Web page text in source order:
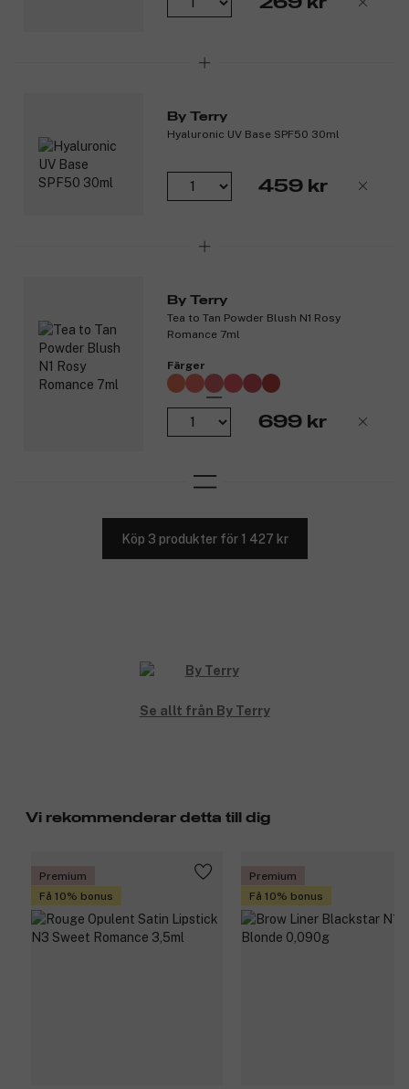
och jämnar ut läpparna, vilket resulterar i minskade fina
Hallonfröextrakt: Ger långvarig återfuktning, förbättrar
hudbarriären och kapslar in fukt för mjuka, smidiga läppar.
åldersfläckar samtidigt som den fyller ut läpparna,
förbättrar deras naturliga volym och smidighet.
Resultat:
Ger en lyxig färgeffekt med en krämig sammetsfinish.
över tid. Rouge Opulent ger långvarig effekt samtidigt
*Effektivitetstest på 11 personer.
Produktnummer:3327109
By Terry
Hyaluronic UV Base SPF50 30ml
459 kr
By Terry
Tea to Tan Powder Blush N1 Rosy
Romance 7ml
Färger
699 kr
Köp 3 produkter för 1 427 kr
Se allt från By Terry
Vi rekommenderar detta till dig
Premium
Få 10% bonus
Premium
Få 10% bonus